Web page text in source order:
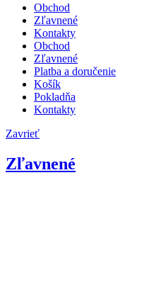
Obchod
Zľavnené
Kontakty
Obchod
Zľavnené
Platba a doručenie
Košík
Pokladňa
Kontakty
Zavrieť
Zľavnené